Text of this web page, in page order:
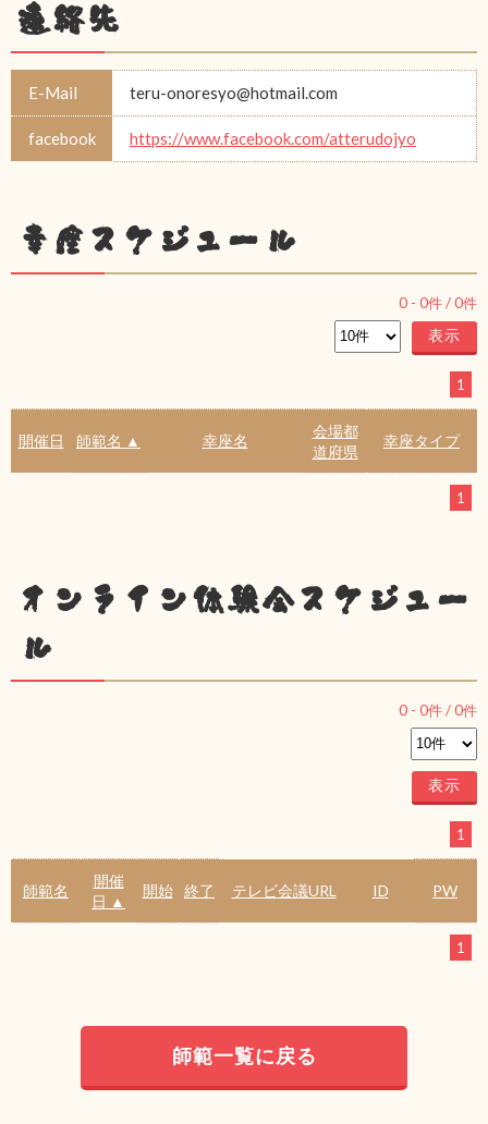
連絡先
E-Mail teru-onoresyo@hotmail.com
facebook https://www.facebook.com/atterudojyo
幸座スケジュール
0 - 0件 /0件
1
開催日 師範名 ▲ 幸座名
会場都
道府県
幸座タイプ
1
オンライン体験会スケジュー
ル
0 - 0件 /0件
1
師範名
開催
日 ▲
開始 終了 テレビ会議URL ID PW
1
師範一覧に戻る